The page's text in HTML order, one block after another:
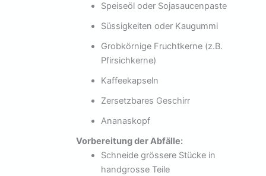
Speiseöl oder Sojasaucenpaste
Süssigkeiten oder Kaugummi
Grobkörnige Fruchtkerne (z.B.
Pfirsichkerne)
Kaffeekapseln
Zersetzbares Geschirr
Ananaskopf
Vorbereitung der Abfälle:
Schneide grössere Stücke in
handgrosse Teile